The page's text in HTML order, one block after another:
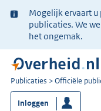
Ter
informatie:
Mogelijk ervaart
publicaties. We
het ongemak.
U
bent
nu
Publicaties Officiële
Inloggen